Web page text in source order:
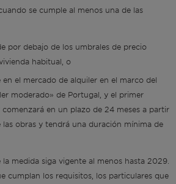
se cumple al menos una de las
por debajo de los umbrales de precio
habitual, o
en el mercado de alquiler en el marco del
moderado» de Portugal, y el primer
en un plazo de 24 meses a partir
las obras y tendrá una duración mínima de
medida siga vigente al menos hasta 2029.
cumplan los requisitos, los particulares que